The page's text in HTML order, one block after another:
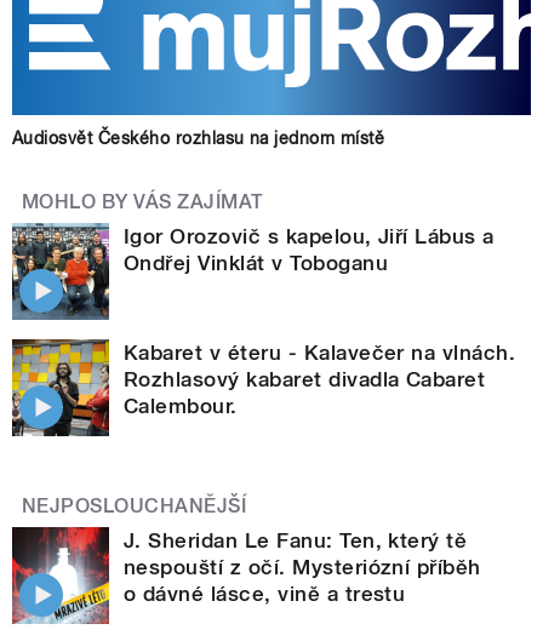
Audiosvět Českého rozhlasu na jednom místě
MOHLO BY VÁS ZAJÍMAT
Igor Orozovič s kapelou, Jiří Lábus a
Ondřej Vinklát v Toboganu
Kabaret v éteru - Kalavečer na vlnách.
Rozhlasový kabaret divadla Cabaret
Calembour.
NEJPOSLOUCHANĚJŠÍ
J. Sheridan Le Fanu: Ten, který tě
nespouští z očí. Mysteriózní příběh
o dávné lásce, vině a trestu